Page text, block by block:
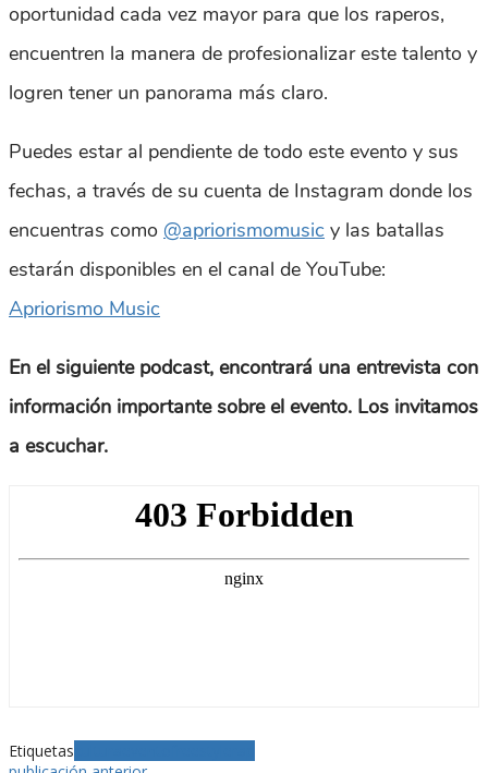
oportunidad cada vez mayor para que los raperos,
encuentren la manera de profesionalizar este talento y
logren tener un panorama más claro.
Puedes estar al pendiente de todo este evento y sus
fechas, a través de su cuenta de Instagram donde los
encuentras como @apriorismomusic y las batallas
estarán disponibles en el canal de YouTube:
Apriorismo Music
En el siguiente podcast, encontrará una entrevista con
información importante sobre el evento. Los invitamos
a escuchar.
Etiquetas